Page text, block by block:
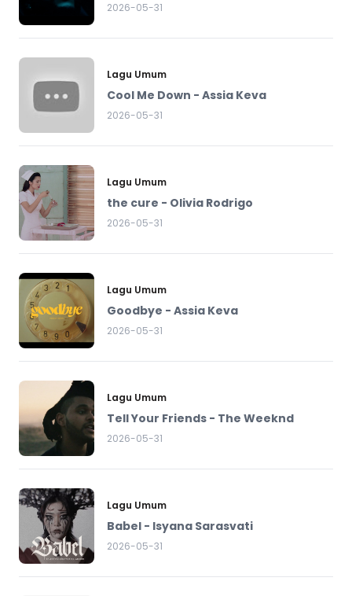
2026-05-31
Lagu Umum
Cool Me Down - Assia Keva
2026-05-31
Lagu Umum
the cure - Olivia Rodrigo
2026-05-31
Lagu Umum
Goodbye - Assia Keva
2026-05-31
Lagu Umum
Tell Your Friends - The Weeknd
2026-05-31
Lagu Umum
Babel - Isyana Sarasvati
2026-05-31